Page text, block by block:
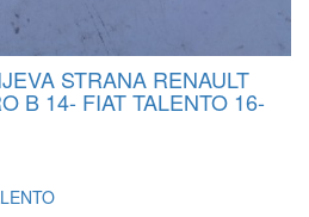
STRANA RENAULT
B 14- FIAT TALENTO 16-